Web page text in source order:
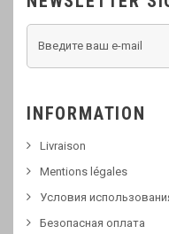
INFORMATION
Livraison
Mentions légales
Условия
Безопасная оплата